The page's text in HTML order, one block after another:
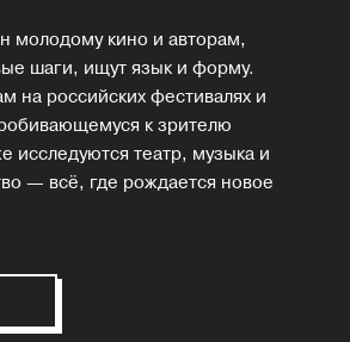
молодому кино и авторам,
шаги, ищут язык и форму.
на российских фестивалях и
к зрителю
исследуются театр, музыка и
— всё, где рождается новое